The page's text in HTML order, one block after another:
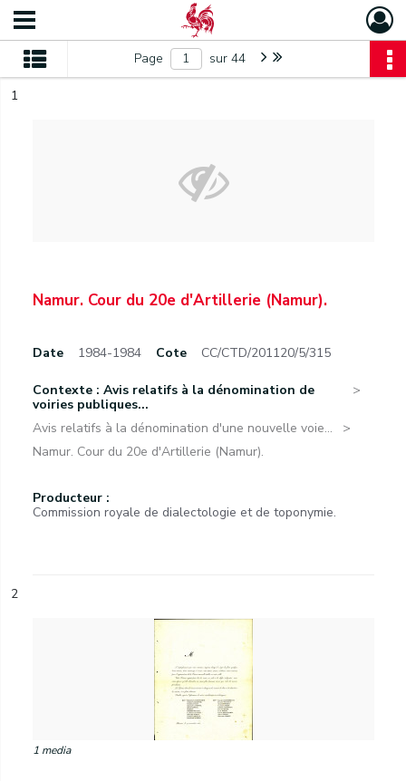
Page sur 44
1
Namur. Cour du 20e d'Artillerie (Namur).
Date 1984-1984 Cote CC/CTD/201120/5/315
Contexte : Avis relatifs à la dénomination de
voiries publiques...
Avis relatifs à la dénomination d'une nouvelle voie...
Namur. Cour du 20e d'Artillerie (Namur).
Producteur :
Commission royale de dialectologie et de toponymie.
2
1 media